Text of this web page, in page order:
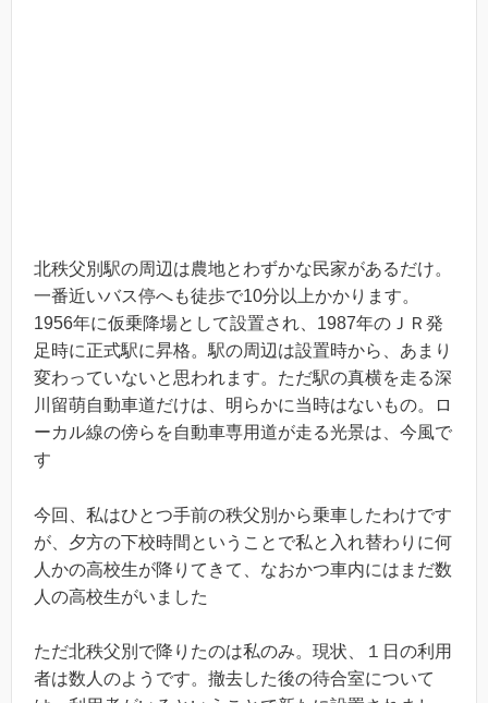
北秩父別駅の周辺は農地とわずかな民家があるだけ。
一番近いバス停へも徒歩で10分以上かかります。
1956年に仮乗降場として設置され、1987年のＪＲ発
足時に正式駅に昇格。駅の周辺は設置時から、あまり
変わっていないと思われます。ただ駅の真横を走る深
川留萌自動車道だけは、明らかに当時はないもの。ロ
ーカル線の傍らを自動車専用道が走る光景は、今風で
す
今回、私はひとつ手前の秩父別から乗車したわけです
が、夕方の下校時間ということで私と入れ替わりに何
人かの高校生が降りてきて、なおかつ車内にはまだ数
人の高校生がいました
ただ北秩父別で降りたのは私のみ。現状、１日の利用
者は数人のようです。撤去した後の待合室について